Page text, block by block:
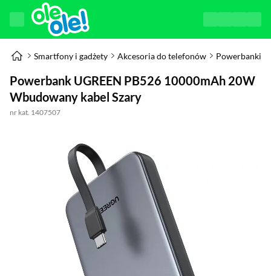
Smartfony i gadżety Akcesoria do telefonów Powerbanki
Powerbank UGREEN PB526 10000mAh 20W
Wbudowany kabel Szary
nr kat. 1407507